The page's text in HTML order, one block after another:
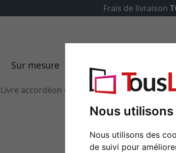
Nous
Nous utilisons des
de suivi pour
Frais de livraison
Sur mesure Passe-partout
Livre accordéon en lin pour 8 photos